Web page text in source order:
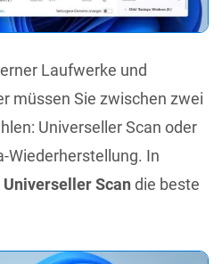
Laufwerke und
müssen Sie zwischen zwei
Universeller Scan oder
Wiederherstellung. In
Universeller Scan die beste